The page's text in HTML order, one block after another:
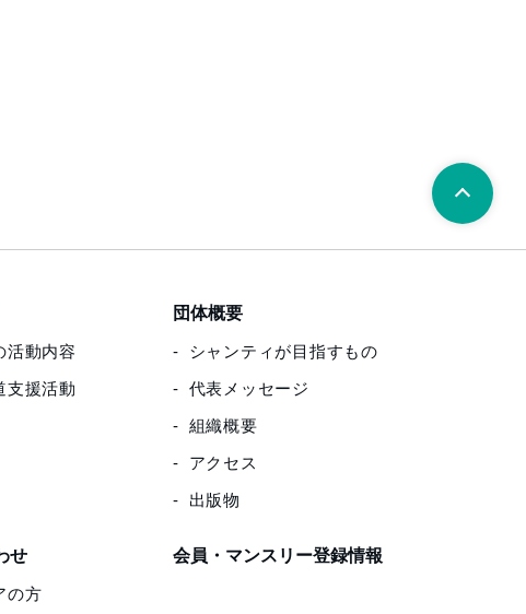
活動内容
支援活動
団体概要
シャンティが目指すもの
代表メッセージ
組織概要
アクセス
出版物
せ
の方
会員・マンスリー登録情報